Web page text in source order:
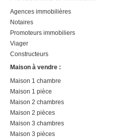
Agences immobilières
Notaires
Promoteurs immobiliers
Viager
Constructeurs
Maison à vendre :
Maison 1 chambre
Maison 1 pièce
Maison 2 chambres
Maison 2 pièces
Maison 3 chambres
Maison 3 pièces